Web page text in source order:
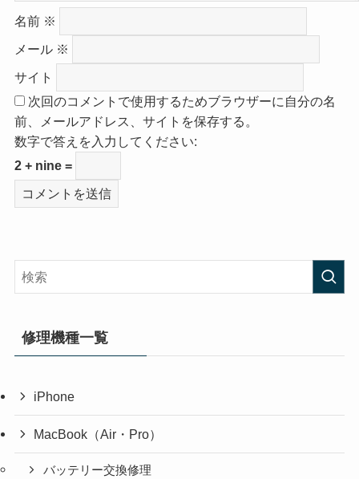
名前 ※
メール ※
サイト
次回のコメントで使用するためブラウザーに自分の名
前、メールアドレス、サイトを保存する。
数字で答えを入力してください:
2 + nine =
修理機種一覧
iPhone
MacBook（Air・Pro）
バッテリー交換修理